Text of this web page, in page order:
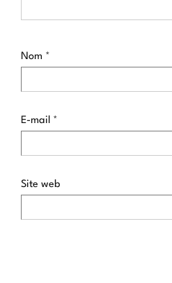
Nom *
E-mail *
Site web